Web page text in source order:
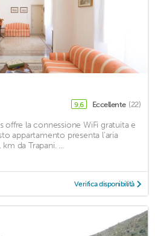
9,6 Eccellente (22)
offre la connessione WiFi gratuita e
appartamento presenta l’aria
da Trapani. ...
Verifica disponibilità